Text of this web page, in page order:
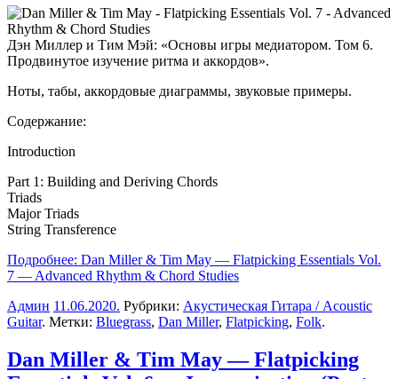
Дэн Миллер и Тим Мэй: «Основы игры медиатором. Том 6.
Продвинутое изучение ритма и аккордов».
Ноты, табы, аккордовые диаграммы, звуковые примеры.
Содержание:
Introduction
Part 1: Building and Deriving Chords
Triads
Major Triads
String Transference
Подробнее: Dan Miller & Tim May — Flatpicking Essentials Vol.
7 — Advanced Rhythm & Chord Studies
Админ 11.06.2020. Рубрики: Акустическая Гитара / Acoustic
Guitar. Метки: Bluegrass, Dan Miller, Flatpicking, Folk.
Dan Miller & Tim May — Flatpicking